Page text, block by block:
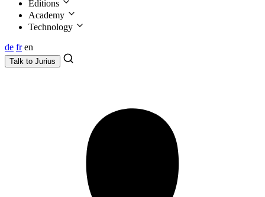
Editions
Academy
Technology
de fr en
Talk to Jurius